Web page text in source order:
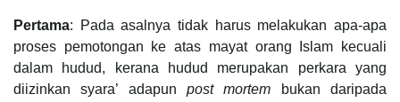
Pertama: Pada asalnya tidak harus melakukan apa-apa
proses pemotongan ke atas mayat orang Islam kecuali
dalam hudud, kerana hudud merupakan perkara yang
diizinkan syara’ adapun post mortem bukan daripada